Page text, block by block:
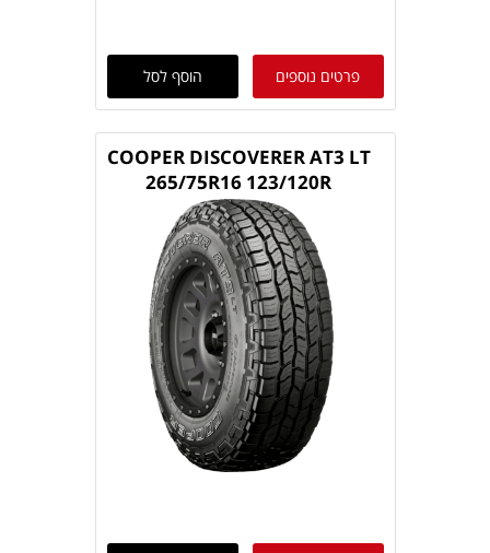
פרטים נוספים הוסף לסל
COOPER DISCOVERER AT3 LT
265/75R16 123/120R